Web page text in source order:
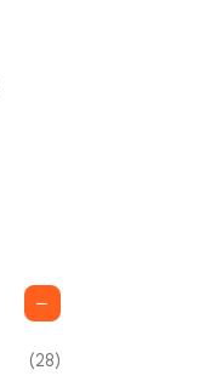
(28)